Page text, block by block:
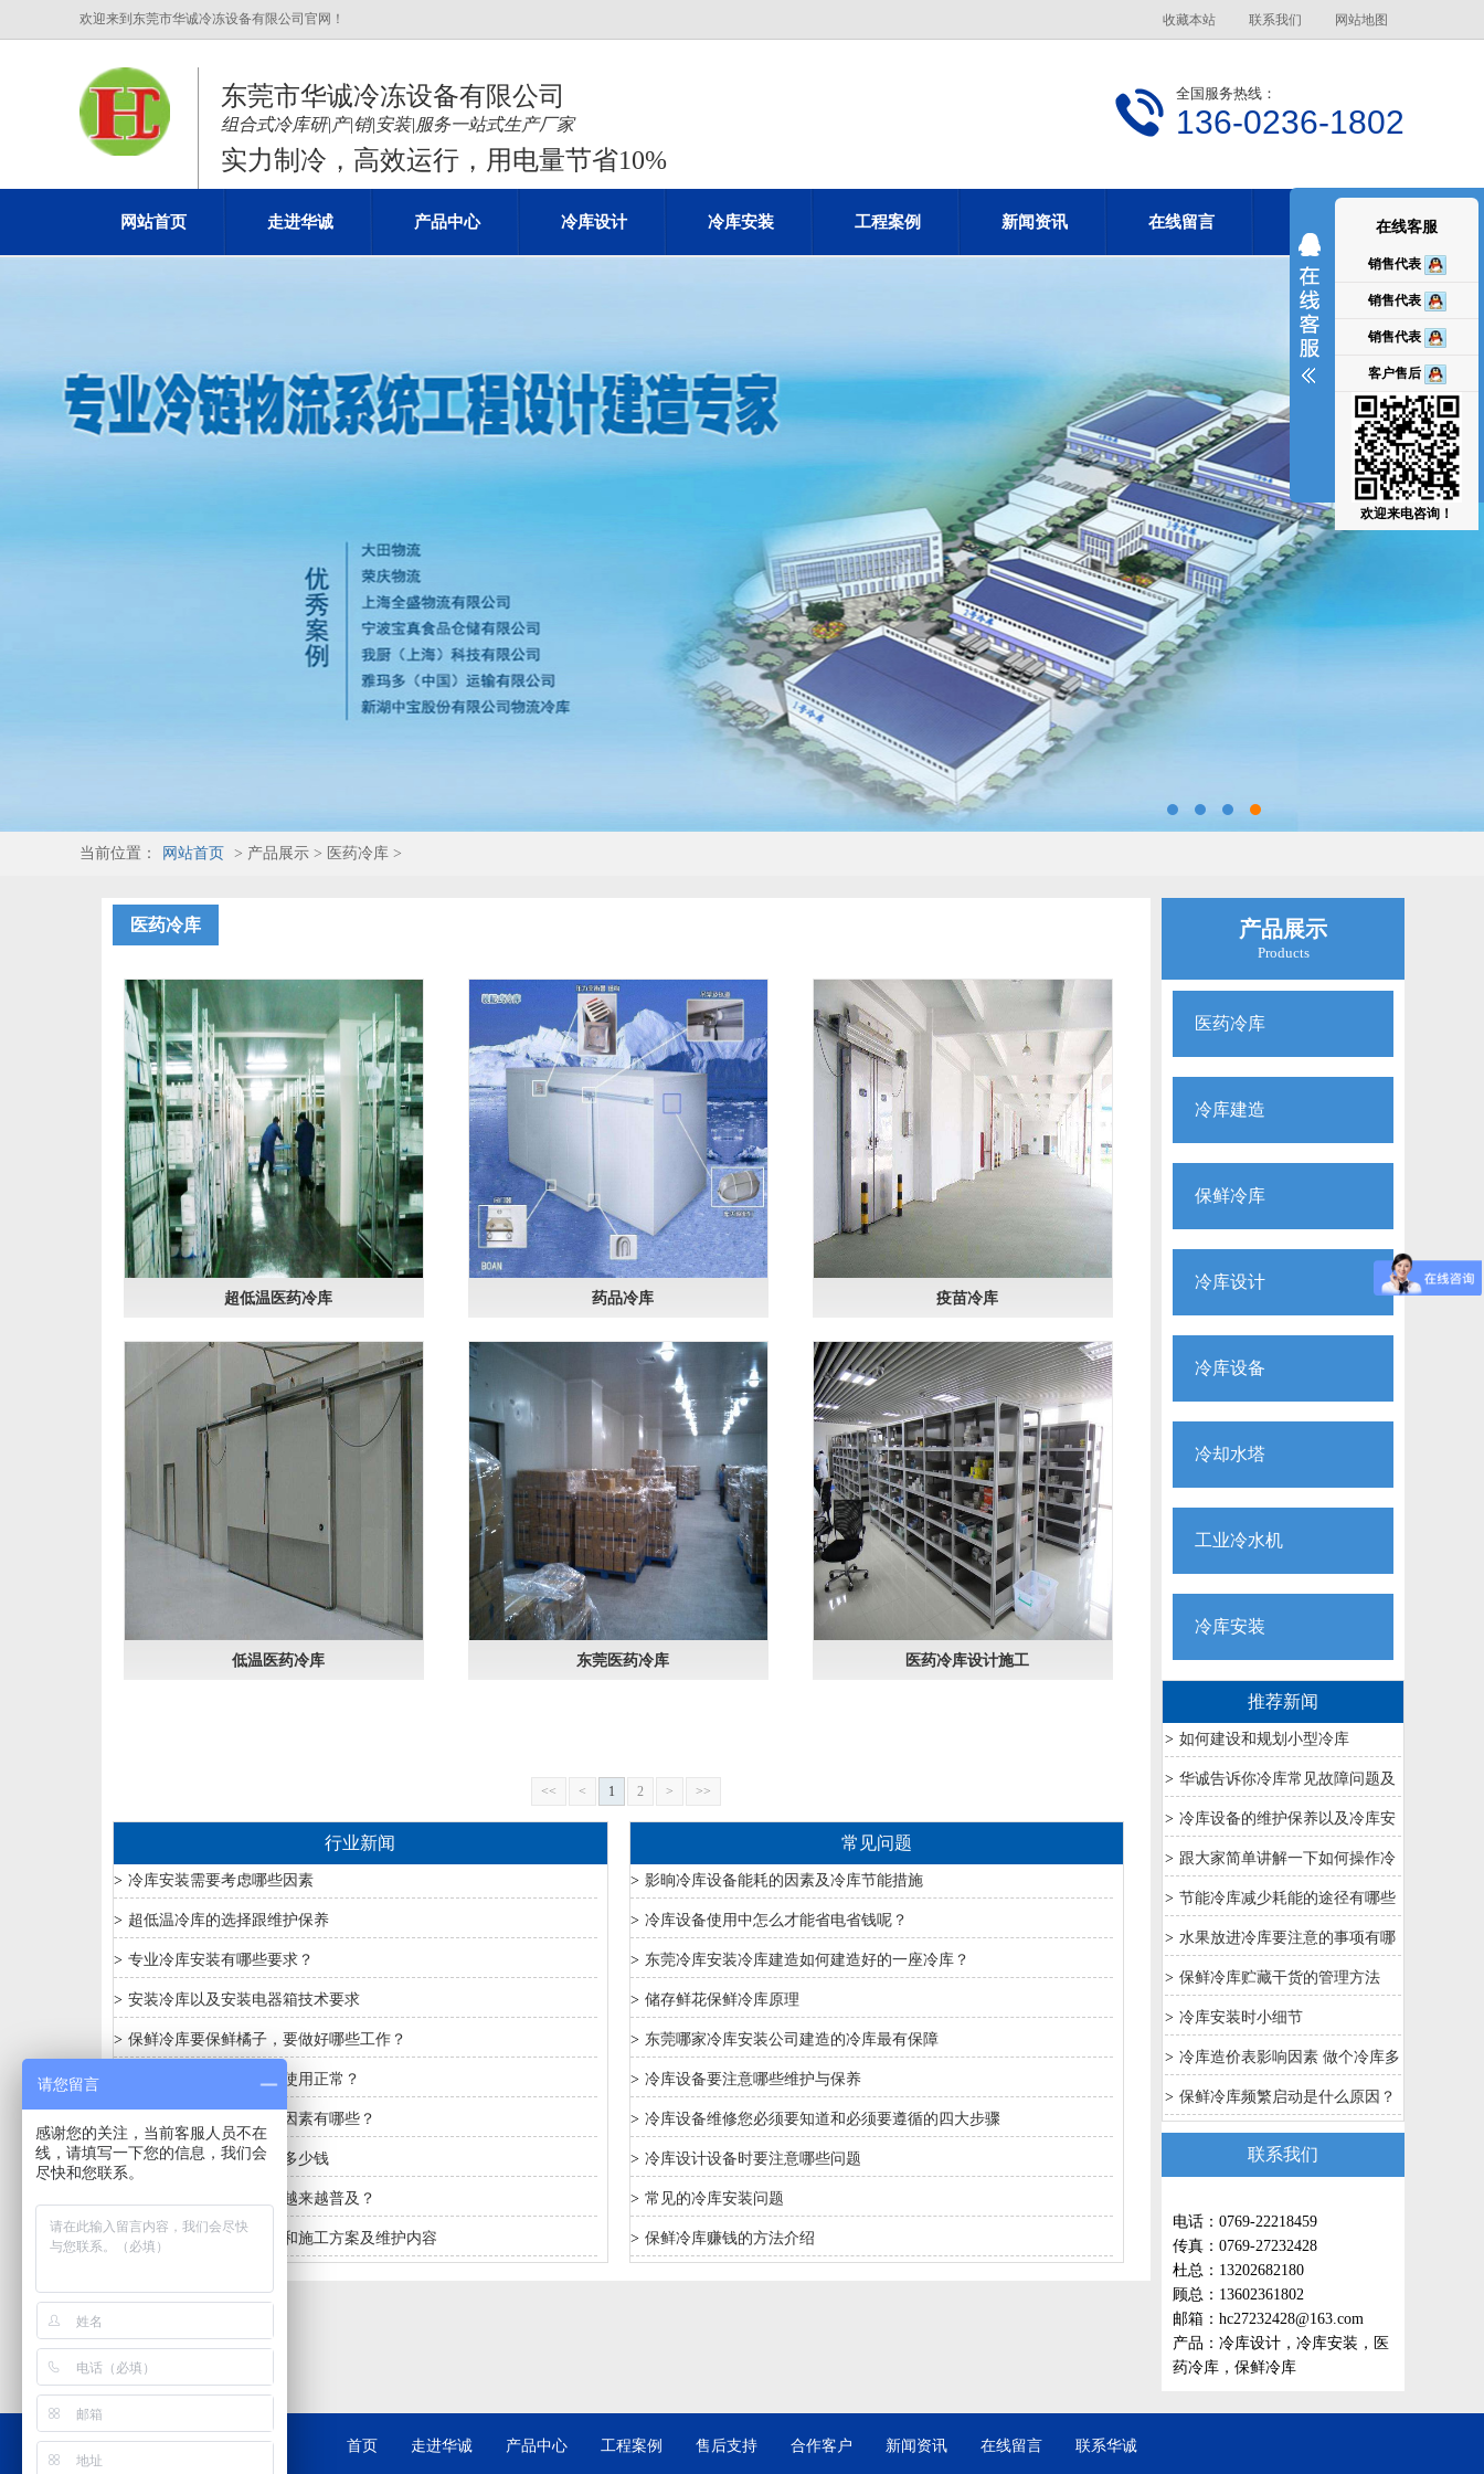
欢迎来到东莞市华诚冷冻设备有限公司官网！ 收藏本站 联系我们 网站地图
东莞市华诚冷冻设备有限公司
组合式冷库研|产|销|安装|服务一站式生产厂家
实力制冷，高效运行，用电量节省10%
全国服务热线：
136-0236-1802
网站首页 走进华诚 产品中心 冷库设计 冷库安装 工程案例 新闻资讯 在线留言
当前位置： 网站首页 > 产品展示 > 医药冷库 >
产品展示
Products
医药冷库
冷库建造
保鲜冷库
冷库设计
冷库设备
冷却水塔
工业冷水机
冷库安装
推荐新闻
> 如何建设和规划小型冷库
> 华诚告诉你冷库常见故障问题及
解决方法
> 冷库设备的维护保养以及冷库安
装要求
> 跟大家简单讲解一下如何操作冷
库配电箱
> 节能冷库减少耗能的途径有哪些
呢？
> 水果放进冷库要注意的事项有哪
些？
> 保鲜冷库贮藏干货的管理方法
> 冷库安装时小细节
> 冷库造价表影响因素 做个冷库多
少钱是如何计算
> 保鲜冷库频繁启动是什么原因？
联系我们
电话：0769-22218459
传真：0769-27232428
杜总：13202682180
顾总：13602361802
邮箱：hc27232428@163.com
产品：冷库设计，冷库安装，医
药冷库，保鲜冷库
医药冷库
超低温医药冷库 药品冷库 疫苗冷库
低温医药冷库 东莞医药冷库 医药冷库设计施工
<< < 1 2 > >>
行业新闻
> 冷库安装需要考虑哪些因素
> 超低温冷库的选择跟维护保养​
> 专业冷库安装有哪些要求？
> 安装冷库以及安装电器箱技术要求
> 保鲜冷库要保鲜橘子，要做好哪些工作？
夏季冷库要怎么样保证使用正常？
冷库安装应考虑的综合因素有哪些？
> 保鲜冷库建造大概需要多少钱
为什么农产品冷库安装越来越普及？
> 医药冷库冷库安装设计和施工方案及维护内容
常见问题
> 影晌冷库设备能耗的因素及冷库节能措施
> 冷库设备使用中怎么才能省电省钱呢？
> 东莞冷库安装冷库建造如何建造好的一座冷库？
> 储存鲜花保鲜冷库原理
> 东莞哪家冷库安装公司建造的冷库最有保障
> 冷库设备要注意哪些维护与保养
> 冷库设备维修您必须要知道和必须要遵循的四大步骤
> 冷库设计设备时要注意哪些问题
> 常见的冷库安装问题
> 保鲜冷库赚钱的方法介绍
首页 走进华诚 产品中心 工程案例 售后支持 合作客户 新闻资讯 在线留言 联系华诚
在线客服
销售代表
销售代表
销售代表
客户售后
欢迎来电咨询！
请您留言
感谢您的关注，当前客服人员不在
线，请填写一下您的信息，我们会
尽快和您联系。